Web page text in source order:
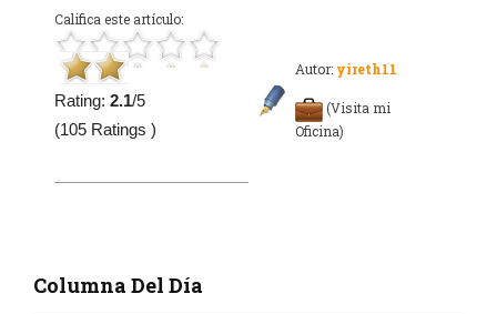
Califica este artículo:
Rating: 2.1/5
(105 Ratings )
Autor: yireth11
(Visita mi
Oficina)
Columna Del Día